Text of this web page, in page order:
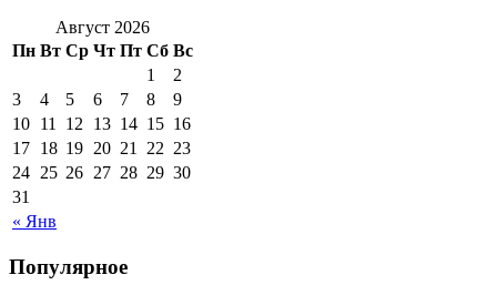
Август 2026
Пн Вт Ср Чт Пт Сб Вс
« Янв
1
2
3
4 5 6 7 8
9
10 11 12 13 14 15 16
17 18 19 20 21 22 23
24 25 26 27 28 29 30
31
Популярное